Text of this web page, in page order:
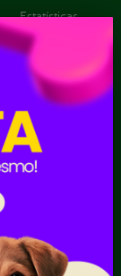
Estatísticas
Formulários
Sic Físico
Solicitar
Recurso
Solicitar um
pedido